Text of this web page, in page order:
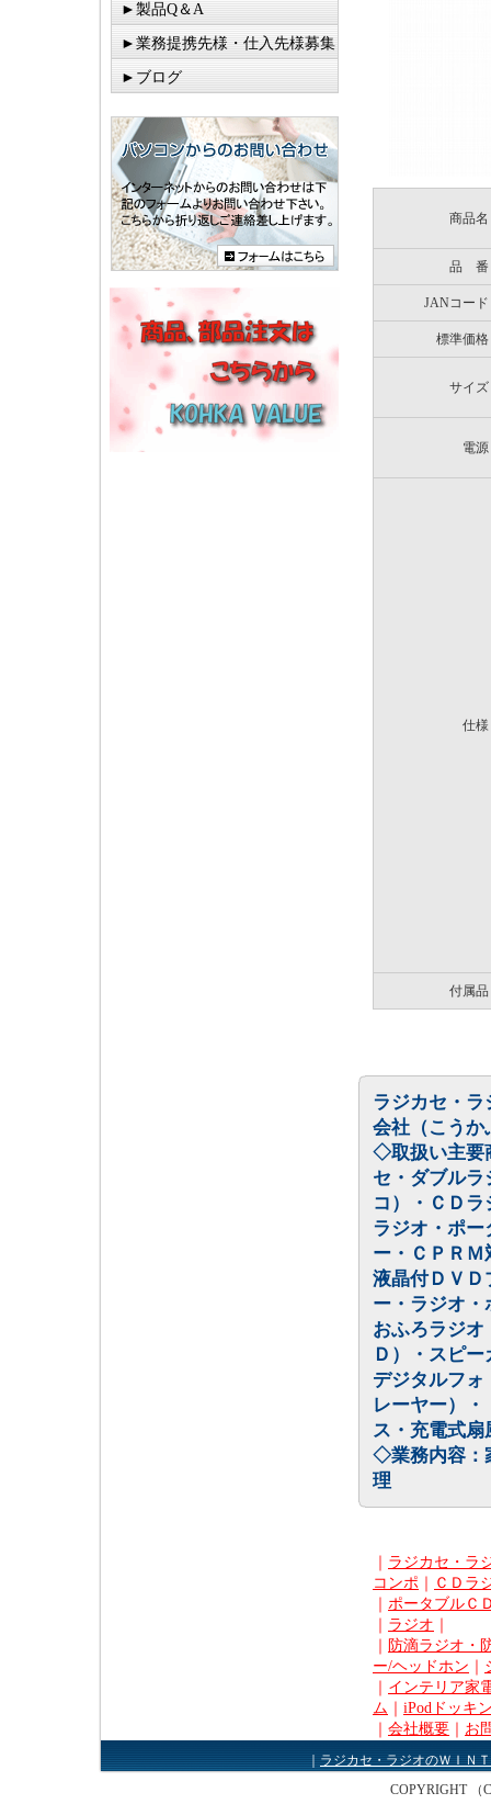
►製品Q＆A
►業務提携先様・仕入先様募集
►ブログ
商品名
品 番
JANコード
標準価格
サイズ
電源
仕様
付属品
ラジカセ・ラ
会社（こうか
◇取扱い主要
セ・ダブル
コ）・ＣＤ
ラジオ・ポ
ー・ＣＰＲ
液晶付ＤＶＤ
ー・ラジオ
おふろラジ
Ｄ）・スピ
デジタルフ
レーヤー）
ス・充電式
◇業務内容
理
｜ ラジカセ・ラ
コンポ ｜ ＣＤラ
｜ ポータブルＣ
｜ ラジオ ｜
｜ 防滴ラジオ・
ー/ヘッドホン ｜
｜ インテリア家
ム ｜ iPodドッキ
｜ 会社概要 ｜ お
｜ラジカセ・ラジオのＷＩＮ
COPYRIGHT （